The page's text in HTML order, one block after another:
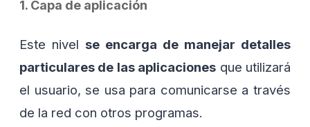
1. Capa de aplicación
Este nivel se encarga de manejar detalles
particulares de las aplicaciones que utilizará
el usuario, se usa para comunicarse a través
de la red con otros programas.